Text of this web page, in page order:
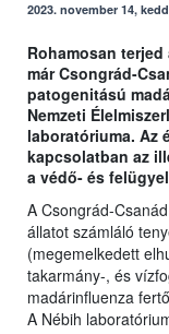
2023. november 14, kedd
Rohamosan
már Csongrád-
patogenitású
Nemzeti
laboratóriuma. Az
kapcsolatban az
a védő- és
A Csongrád-
állatot számláló
(megemelkedett
takarmány-, és
madárinfluenza
A Nébih